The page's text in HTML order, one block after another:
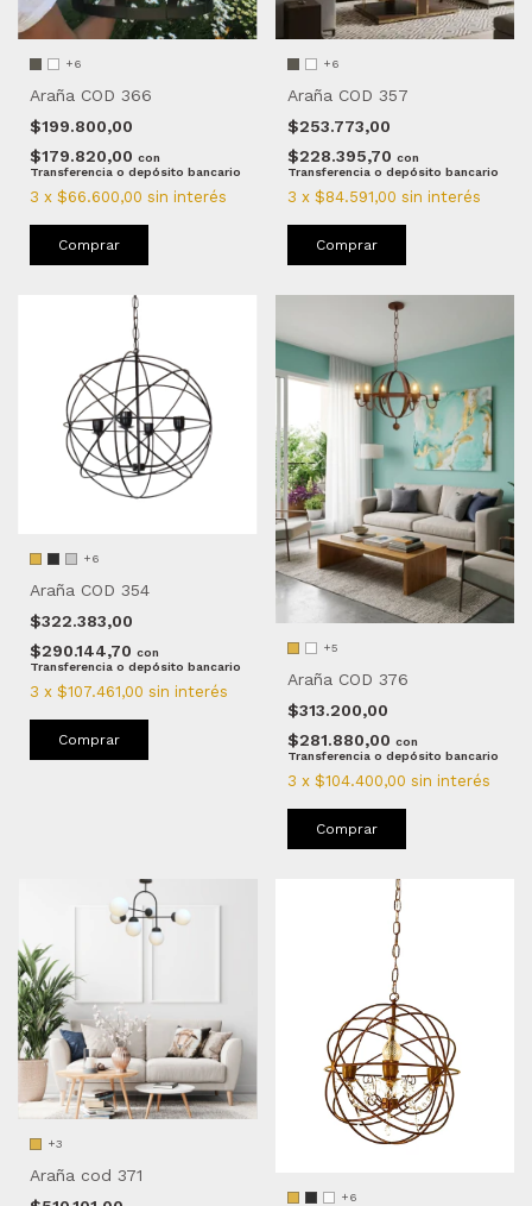
+6
Araña COD 366
$199.800,00
$179.820,00 con
Transferencia o depósito bancario
3 x $66.600,00 sin interés
Comprar
+6
Araña COD 357
$253.773,00
$228.395,70 con
Transferencia o depósito bancario
3 x $84.591,00 sin interés
Comprar
+6
Araña COD 354
$322.383,00
$290.144,70 con
Transferencia o depósito bancario
3 x $107.461,00 sin interés
Comprar
+5
Araña COD 376
$313.200,00
$281.880,00 con
Transferencia o depósito bancario
3 x $104.400,00 sin interés
Comprar
+3
Araña cod 371
+6